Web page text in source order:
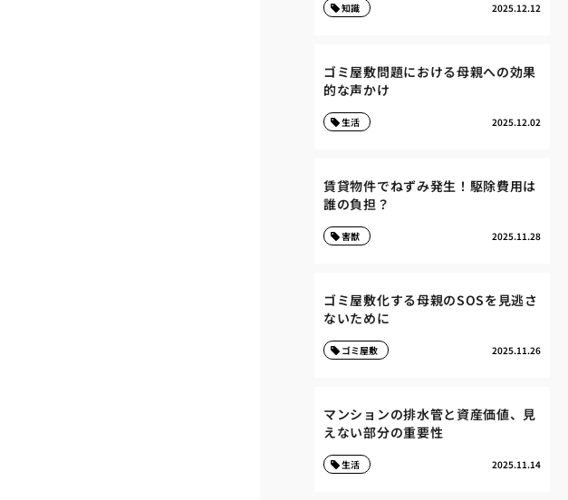
2025.12.12
知識
ゴミ屋敷問題における母親への効果
的な声かけ
2025.12.02
生活
賃貸物件でねずみ発生！駆除費用は
誰の負担？
2025.11.28
害獣
ゴミ屋敷化する母親のSOSを見逃さ
ないために
2025.11.26
ゴミ屋敷
マンションの排水管と資産価値、見
えない部分の重要性
2025.11.14
生活